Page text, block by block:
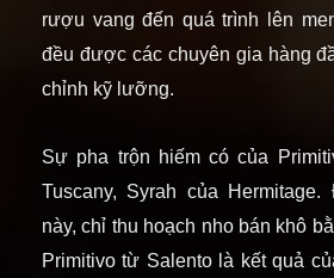
rượu vang đến quá trình lên
đều được các chuyên gia hàng
chỉnh kỹ lưỡng.
Sự pha trộn hiếm có của
Tuscany, Syrah của
này, chỉ thu hoạch nho bán khô
Primitivo từ Salento là kết quả